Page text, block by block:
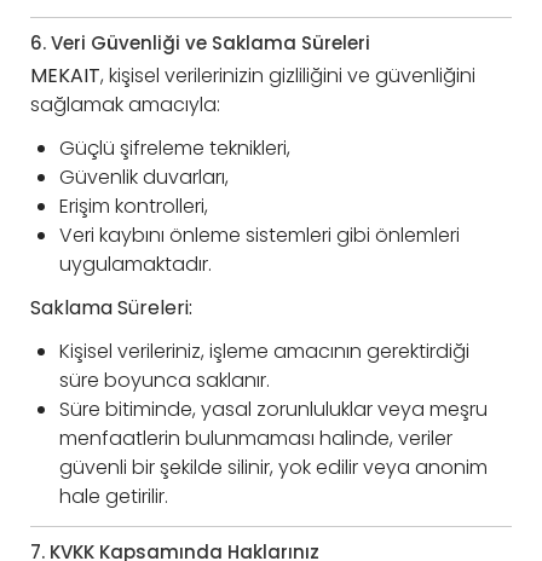
6. Veri Güvenliği ve Saklama Süreleri
MEKAIT, kişisel verilerinizin gizliliğini ve güvenliğini
sağlamak amacıyla:
Güçlü şifreleme teknikleri,
Güvenlik duvarları,
Erişim kontrolleri,
Veri kaybını önleme sistemleri gibi önlemleri
uygulamaktadır.
Saklama Süreleri:
Kişisel verileriniz, işleme amacının gerektirdiği
süre boyunca saklanır.
Süre bitiminde, yasal zorunluluklar veya meşru
menfaatlerin bulunmaması halinde, veriler
güvenli bir şekilde silinir, yok edilir veya anonim
hale getirilir.
7. KVKK Kapsamında Haklarınız